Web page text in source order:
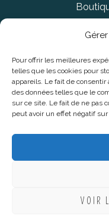
Pour offrir les meilleures
telles que les cookies pour
appareils. Le fait de
des données telles que le
sur ce site. Le fait de ne pas
peut avoir un effet négatif
VOIR